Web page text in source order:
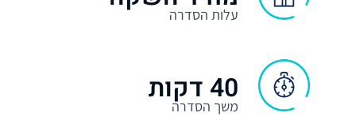
עלות הסדרה
40 דקות
משך הסדרה